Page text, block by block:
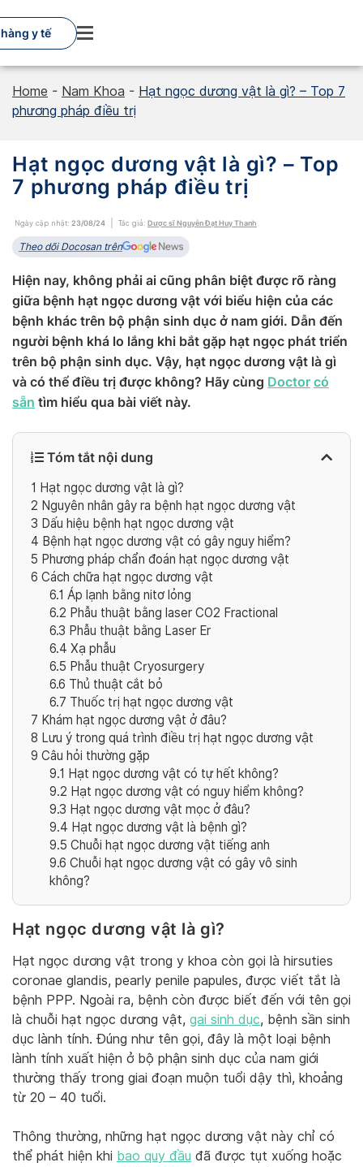
to
content
y tế
Home - Nam Khoa - Hạt ngọc dương vật là gì? – Top 7
phương pháp điều trị
Hạt ngọc dương vật là gì? – Top
7 phương pháp điều trị
Ngày cập nhật: 23/08/24 Tác giả: Dược sĩ Nguyễn Đạt Huy Thanh
Theo dõi Docosan trên
Hiện nay, không phải ai cũng phân biệt được rõ ràng
giữa bệnh hạt ngọc dương vật với biểu hiện của các
bệnh khác trên bộ phận sinh dục ở nam giới. Dẫn đến
người bệnh khá lo lắng khi bắt gặp hạt ngọc phát triển
trên bộ phận sinh dục. Vậy, hạt ngọc dương vật là gì
và có thể điều trị được không? Hãy cùng Doctor có
sẵn tìm hiểu qua bài viết này.
Tóm tắt nội dung
1 Hạt ngọc dương vật là gì?
2 Nguyên nhân gây ra bệnh hạt ngọc dương vật
3 Dấu hiệu bệnh hạt ngọc dương vật
4 Bệnh hạt ngọc dương vật có gây nguy hiểm?
5 Phương pháp chẩn đoán hạt ngọc dương vật
6 Cách chữa hạt ngọc dương vật
6.1 Áp lạnh bằng nitơ lỏng
6.2 Phẫu thuật bằng laser CO2 Fractional
6.3 Phẫu thuật bằng Laser Er
6.4 Xạ phẫu
6.5 Phẫu thuật Cryosurgery
6.6 Thủ thuật cắt bỏ
6.7 Thuốc trị hạt ngọc dương vật
7 Khám hạt ngọc dương vật ở đâu?
8 Lưu ý trong quá trình điều trị hạt ngọc dương vật
9 Câu hỏi thường gặp
9.1 Hạt ngọc dương vật có tự hết không?
9.2 Hạt ngọc dương vật có nguy hiểm không?
9.3 Hạt ngọc dương vật mọc ở đâu?
9.4 Hạt ngọc dương vật là bệnh gì?
9.5 Chuỗi hạt ngọc dương vật tiếng anh
9.6 Chuỗi hạt ngọc dương vật có gây vô sinh
không?
Hạt ngọc dương vật là gì?
Hạt ngọc dương vật trong y khoa còn gọi là hirsuties
coronae glandis, pearly penile papules, được viết tắt là
bệnh PPP. Ngoài ra, bệnh còn được biết đến với tên gọi
là chuỗi hạt ngọc dương vật, gai sinh dục, bệnh sần sinh
dục lành tính. Đúng như tên gọi, đây là một loại bệnh
lành tính xuất hiện ở bộ phận sinh dục của nam giới
thường thấy trong giai đoạn muộn tuổi dậy thì, khoảng
từ 20 – 40 tuổi.
Thông thường, những hạt ngọc dương vật này chỉ có
thể phát hiện khi bao quy đầu đã được tụt xuống hoặc